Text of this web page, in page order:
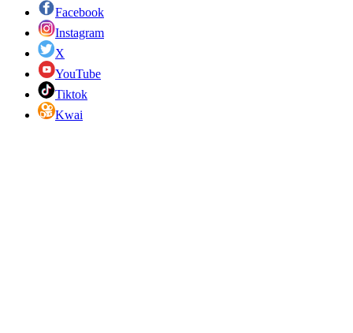
Facebook
Instagram
X
YouTube
Tiktok
Kwai